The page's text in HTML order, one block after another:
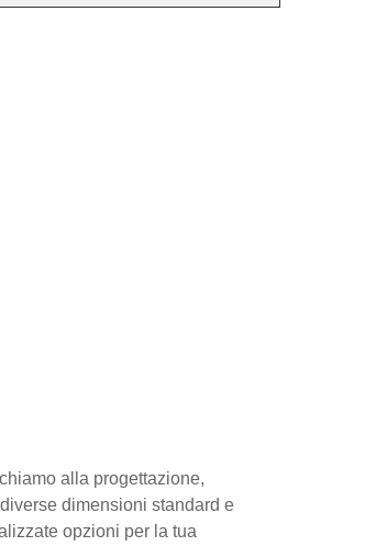
alla progettazione,
dimensioni standard e
opzioni per la tua